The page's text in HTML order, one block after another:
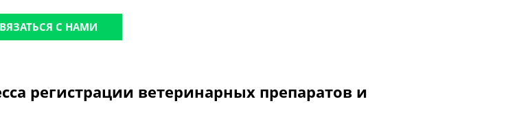
С НАМИ
регистрации ветеринарных препаратов и